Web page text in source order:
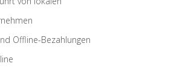
Offline-Bezahlungen